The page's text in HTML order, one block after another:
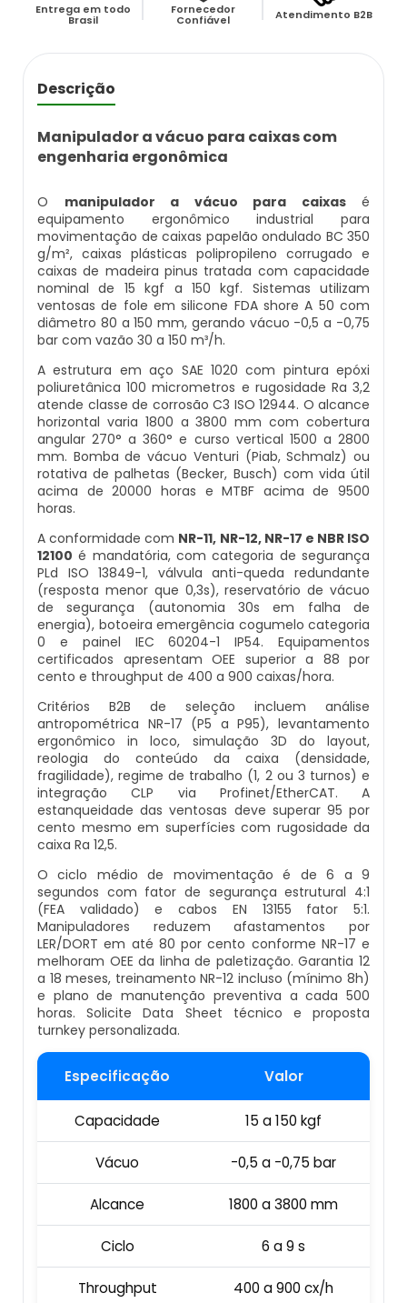
Balança Contadora
Máquina Seladora Rotativa Pneumática
Embaladora Industrial
Pesadora De Grãos
Embaladora De Doces
Embaladora Vertical
Pesadora De Pão
Seladora Automática Com Datador
Pesadora De Salgados Congelados
Balança Multicabeçote
Pesadora Para Biscoito De Polvilho
Pesadora Para Pão De Queijo
Dosador De Rosca
Pesadoras Automáticas
Embaladora De Graos
Seladora Automática Com Esteira
Embaladora De Pao
Seladora Contínua Com Datador
Maquina Contadora
Seladora Rotativa Contínua
Balança Linear
Pesadora
Embaladora De Feijão
Embaladora E Seladora
Esteira Coletora
Datador Ink Jet Manual
Datador Para Embaladora
Datador Para Embalagens Plásticas
Datador Para Empacotadora
Datador De Tampas
Datador Para Embalagem Manual
Datador Elétrico
Datador Para Sacos Plasticos
Comprar Datador Automático
Datador Termico
Datador Automático A Venda
Datador Termo Transferência
Fornecedor Datador Automático
Datador De Caixas
Empresa De Datador Inkjet
Máquina Datadora Preço
Máquina Datadora Automática
Datador De Potes Tampas E Rótulos
Manutenção De Datador De Caixa
Datador Automático De Embalagens
Datador Com Esteira
Datador De Embalagens Automático
Datador Hot Stamping
Entrega em todo
Brasil
Fornecedor
Confiável Atendimento B2B
Descrição
Manipulador a vácuo para caixas com
engenharia ergonômica
O manipulador a vácuo para caixasé
equipamento ergonômico industrial para
movimentação de caixas papelão ondulado BC 350
g/m², caixas plásticas polipropileno corrugado e
caixas de madeira pinus tratada com capacidade
nominal de 15 kgf a 150 kgf. Sistemas utilizam
ventosas de fole em silicone FDA shore A 50 com
diâmetro 80 a 150 mm, gerando vácuo -0,5 a -0,75
bar com vazão 30 a 150 m³/h.
A estrutura em aço SAE 1020 com pintura epóxi
poliuretânica 100 micrometros e rugosidade Ra 3,2
atende classe de corrosão C3 ISO 12944. O alcance
horizontal varia 1800 a 3800 mm com cobertura
angular 270° a 360° e curso vertical 1500 a 2800
mm. Bomba de vácuo Venturi (Piab, Schmalz) ou
rotativa de palhetas (Becker, Busch) com vida útil
acima de 20000 horas e MTBF acima de 9500
horas.
A conformidade com NR-11, NR-12, NR-17 e NBR ISO
12100 é mandatória, com categoria de segurança
PLd ISO 13849-1, válvula anti-queda redundante
(resposta menor que 0,3s), reservatório de vácuo
de segurança (autonomia 30s em falha de
energia), botoeira emergência cogumelo categoria
0 e painel IEC 60204-1 IP54. Equipamentos
certificados apresentam OEE superior a 88 por
cento e throughput de 400 a 900 caixas/hora.
Critérios B2B de seleção incluem análise
antropométrica NR-17 (P5 a P95), levantamento
ergonômico in loco, simulação 3D do layout,
reologia do conteúdo da caixa (densidade,
fragilidade), regime de trabalho (1, 2 ou 3 turnos) e
integração CLP via Profinet/EtherCAT. A
estanqueidade das ventosas deve superar 95 por
cento mesmo em superfícies com rugosidade da
caixa Ra 12,5.
O ciclo médio de movimentação é de 6 a 9
segundos com fator de segurança estrutural 4:1
(FEA validado) e cabos EN 13155 fator 5:1.
Manipuladores reduzem afastamentos por
LER/DORT em até 80 por cento conforme NR-17 e
melhoram OEE da linha de paletização. Garantia 12
a 18 meses, treinamento NR-12 incluso (mínimo 8h)
e plano de manutenção preventiva a cada 500
horas. Solicite Data Sheet técnico e proposta
turnkey personalizada.
Especificação Valor
Capacidade 15 a 150 kgf
Vácuo -0,5 a -0,75 bar
Alcance 1800 a 3800 mm
Ciclo 6 a 9 s
Throughput 400 a 900 cx/h